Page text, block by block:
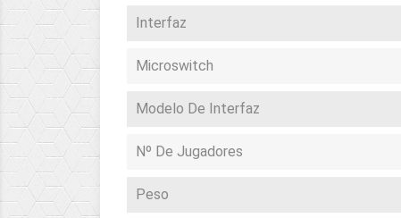
Interfaz
Microswitch
Modelo De Interfaz
Nº De Jugadores
Peso